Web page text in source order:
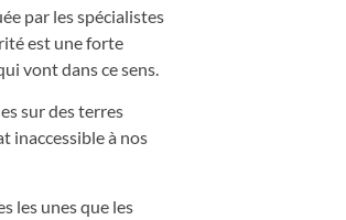
par les spécialistes
est une forte
vont dans ce sens.
sur des terres
inaccessible à nos
les unes que les